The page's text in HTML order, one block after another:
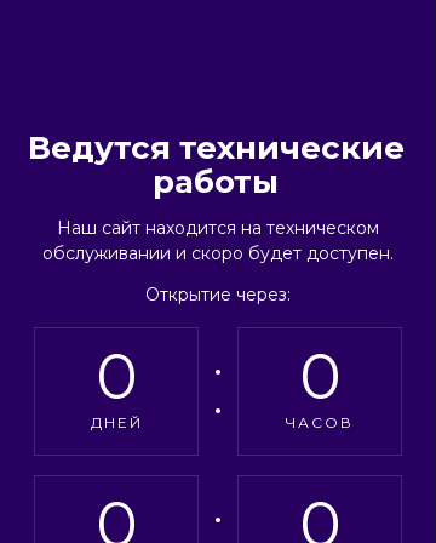
Ведутся технические
работы
Наш сайт находится на техническом
обслуживании и скоро будет доступен.
Открытие через:
0
ДНЕЙ
0
ЧАСОВ
0 0